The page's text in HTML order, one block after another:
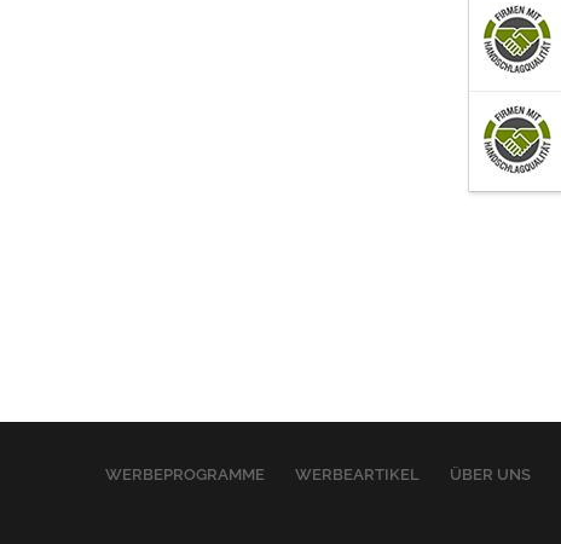
WERBEPROGRAMME WERBEARTIKEL ÜBER UNS